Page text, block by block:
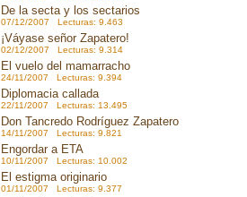
De la secta y los sectarios
07/12/2007 Lecturas: 9.463
¡Váyase señor Zapatero!
02/12/2007 Lecturas: 9.314
El vuelo del mamarracho
24/11/2007 Lecturas: 9.394
Diplomacia callada
22/11/2007 Lecturas: 13.495
Don Tancredo Rodríguez Zapatero
14/11/2007 Lecturas: 9.821
Engordar a ETA
10/11/2007 Lecturas: 10.002
El estigma originario
01/11/2007 Lecturas: 9.377